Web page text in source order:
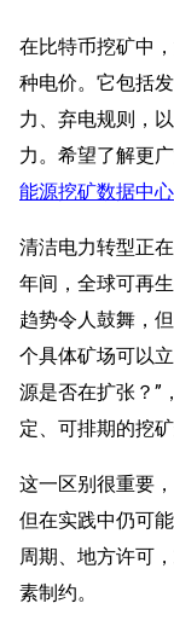
在比特币挖矿中
种电价。它包括
力、弃电规则，
力。希望了解更
能源挖矿数据中心
清洁电力转型正在
年间，全球可再
趋势令人鼓舞，
个具体矿场可以
源是否在扩张？”
定、可排期的挖
这一区别很重要
但在实践中仍可
周期、地方许可
素制约。